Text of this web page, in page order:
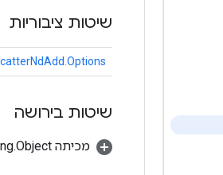
שיטות ציבוריות
שיטות בירושה
מכיתה java.lang.Object